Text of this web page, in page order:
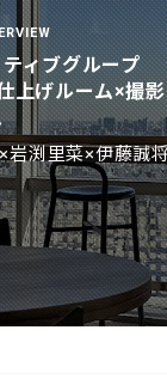
ィブ事業部 仕
ティブグループ
上げルーム×撮
岩渕里菜×伊藤誠